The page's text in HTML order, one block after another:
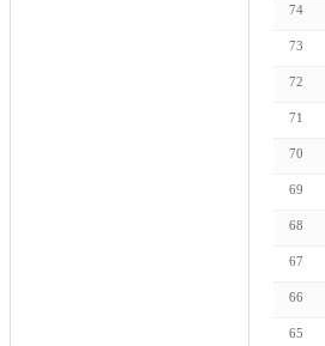
74
73
72
71
70
69
68
67
66
65